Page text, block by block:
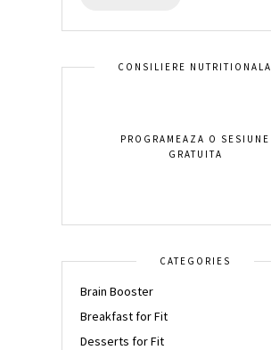
CONSILIERE NUTRITIONALA
PROGRAMEAZA O SESIUNE
GRATUITA
CATEGORIES
Brain Booster
Breakfast for Fit
Desserts for Fit